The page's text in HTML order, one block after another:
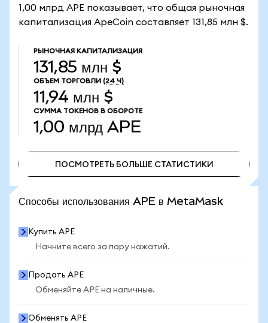
1,00 млрд APE показывает, что общая рыночная
капитализация ApeCoin составляет 131,85 млн $.
РЫНОЧНАЯ КАПИТАЛИЗАЦИЯ
131,85 млн $
ОБЪЕМ ТОРГОВЛИ (24 Ч)
11,94 млн $
СУММА ТОКЕНОВ В ОБОРОТЕ
1,00 млрд APE
ПОСМОТРЕТЬ БОЛЬШЕ СТАТИСТИКИ
Способы использования APE в MetaMask
Купить APE
Начните всего за пару нажатий.
Продать APE
Обменяйте APE на наличные.
Обменять APE